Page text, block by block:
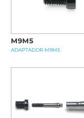
M9M5
ADAPTADOR M9M5